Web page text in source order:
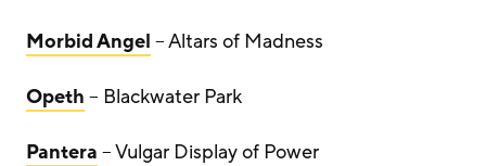
Morbid Angel – Altars of Madness
Opeth – Blackwater Park
Pantera – Vulgar Display of Power